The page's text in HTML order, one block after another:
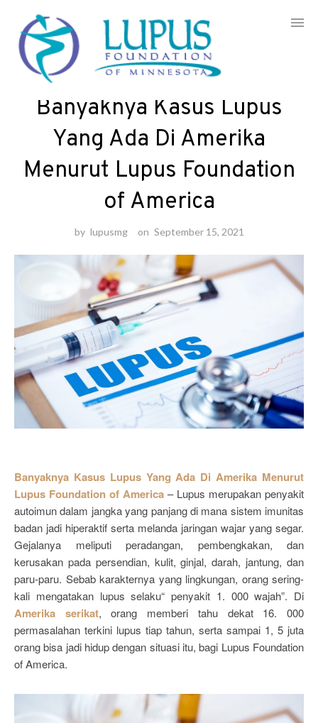
Skip
Artikel/Berita
Banyaknya Kasus Lupus
Yang Ada Di Amerika
Menurut Lupus Foundation
of America
by lupusmg on September 15, 2021
Banyaknya Kasus Lupus Yang Ada Di Amerika Menurut
Lupus Foundation of America – Lupus merupakan penyakit
autoimun dalam jangka yang panjang di mana sistem imunitas
badan jadi hiperaktif serta melanda jaringan wajar yang segar.
Gejalanya meliputi peradangan, pembengkakan, dan
kerusakan pada persendian, kulit, ginjal, darah, jantung, dan
paru-paru. Sebab karakternya yang lingkungan, orang sering-
kali mengatakan lupus selaku“ penyakit 1. 000 wajah”. Di
Amerika serikat, orang memberi tahu dekat 16. 000
permasalahan terkini lupus tiap tahun, serta sampai 1, 5 juta
orang bisa jadi hidup dengan situasi itu, bagi Lupus Foundation
of America.